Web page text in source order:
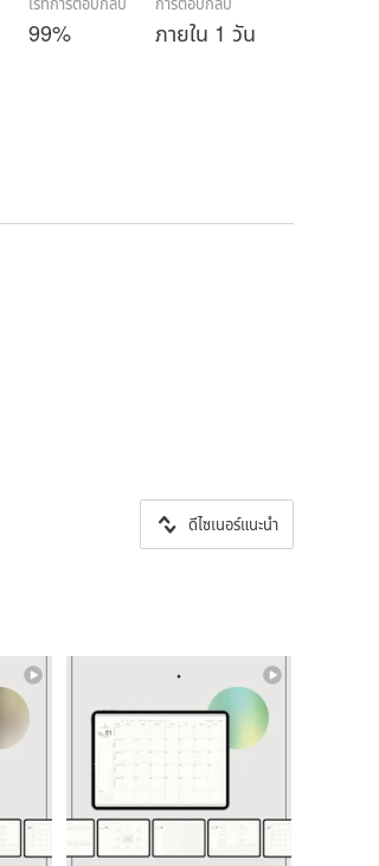
99% ภายใน 1 วัน
ดีไซเนอร์แนะนำ